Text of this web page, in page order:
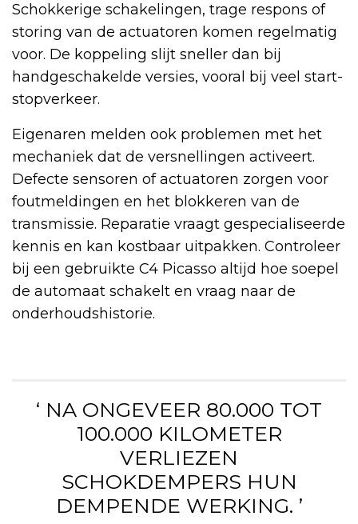
Schokkerige schakelingen, trage respons of
storing van de actuatoren komen regelmatig
voor. De koppeling slijt sneller dan bij
handgeschakelde versies, vooral bij veel start-
stopverkeer.
Eigenaren melden ook problemen met het
mechaniek dat de versnellingen activeert.
Defecte sensoren of actuatoren zorgen voor
foutmeldingen en het blokkeren van de
transmissie. Reparatie vraagt gespecialiseerde
kennis en kan kostbaar uitpakken. Controleer
bij een gebruikte C4 Picasso altijd hoe soepel
de automaat schakelt en vraag naar de
onderhoudshistorie.
‘ NA ONGEVEER 80.000 TOT
100.000 KILOMETER
VERLIEZEN
SCHOKDEMPERS HUN
DEMPENDE WERKING. ’